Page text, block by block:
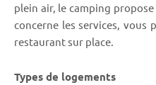
plein air, le camping
concerne les services,
restaurant sur place.
Types de logements